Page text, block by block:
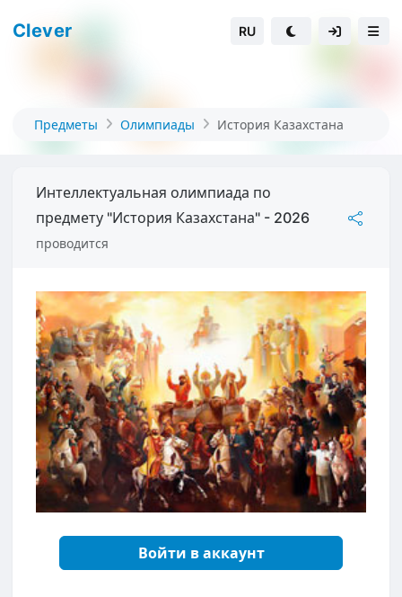
Clever RU
Предметы Олимпиады История Казахстана
Интеллектуальная олимпиада по
предмету "История Казахстана" - 2026
проводится
Войти в аккаунт